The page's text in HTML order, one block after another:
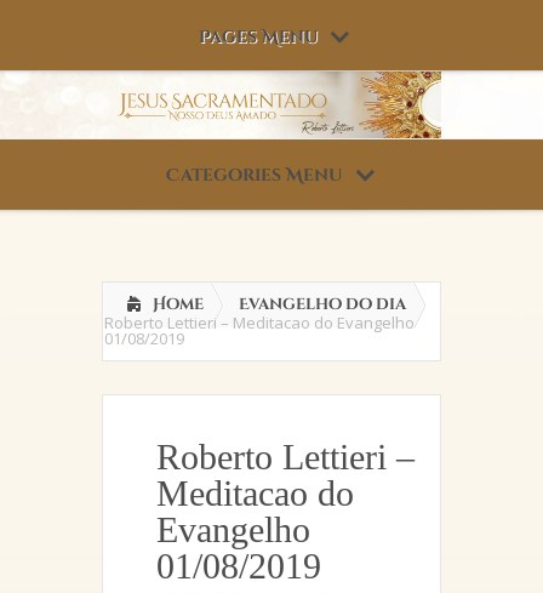
Pages Menu
Categories Menu
Home Evangelho do dia
Roberto Lettieri – Meditacao do Evangelho
01/08/2019
Roberto Lettieri –
Meditacao do
Evangelho
01/08/2019